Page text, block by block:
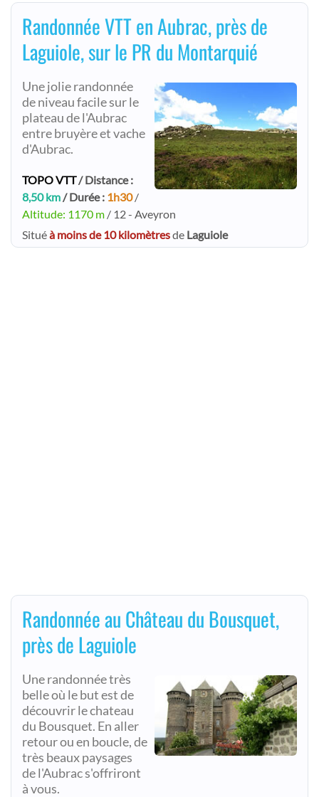
Randonnée VTT en Aubrac, près de
Laguiole, sur le PR du Montarquié
Une jolie randonnée
de niveau facile sur le
plateau de l'Aubrac
entre bruyère et vache
d'Aubrac.
TOPO VTT/ Distance :
8,50 km/ Durée : 1h30/
Altitude: 1170 m / 12 - Aveyron
Situéà moins de 10 kilomètresde Laguiole
Randonnée au Château du Bousquet,
près de Laguiole
Une randonnée très
belle où le but est de
découvrir le chateau
du Bousquet. En aller
retour ou en boucle, de
très beaux paysages
de l'Aubrac s'offriront
à vous.